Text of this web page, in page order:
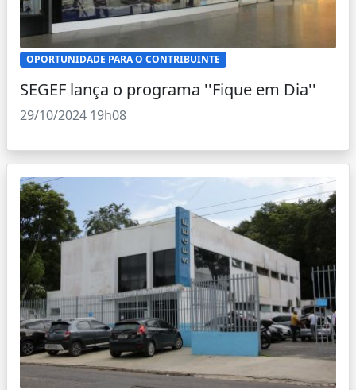
OPORTUNIDADE PARA O CONTRIBUINTE
SEGEF lança o programa ''Fique em Dia''
29/10/2024 19h08